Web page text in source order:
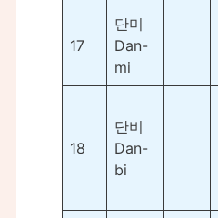
17
단미
Dan-
mi
18
단비
Dan-
bi